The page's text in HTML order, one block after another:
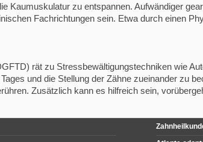
Kaumuskulatur zu entspannen. Aufwändiger
Fachrichtungen sein. Etwa durch einen
rät zu Stressbewältigungstechniken wie
und die Stellung der Zähne zueinander zu
Zusätzlich kann es hilfreich sein,